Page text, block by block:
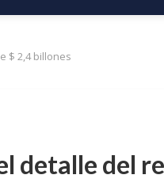
$ 2,4 billones
detalle del